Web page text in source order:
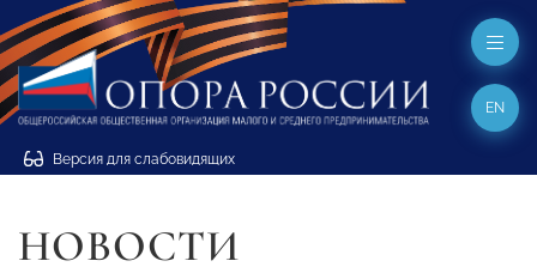
Версия для слабовидящих
EN
НОВОСТИ